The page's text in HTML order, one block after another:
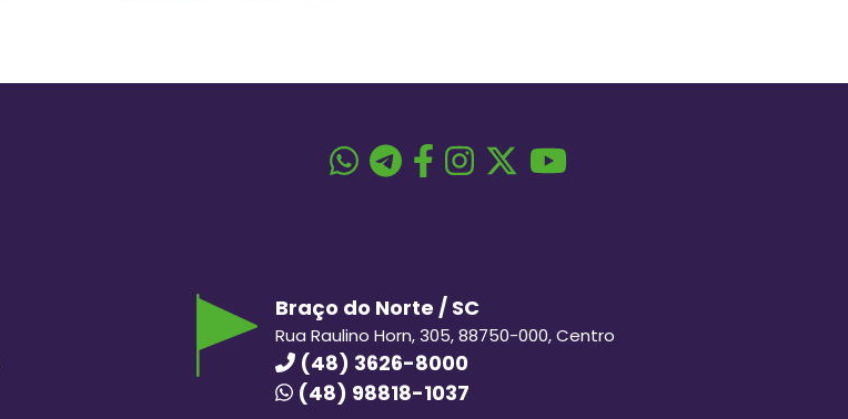
Braço do Norte / SC
Rua Raulino Horn, 305, 88750-000, Centro
(48) 3626-8000
(48) 98818-1037